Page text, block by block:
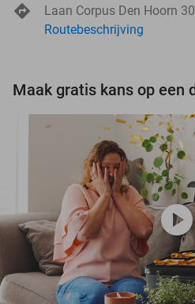
Laan Corpus Den Hoorn
Routebeschrijving
play_circle